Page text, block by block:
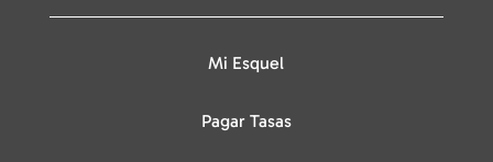
Mi Esquel
Pagar Tasas